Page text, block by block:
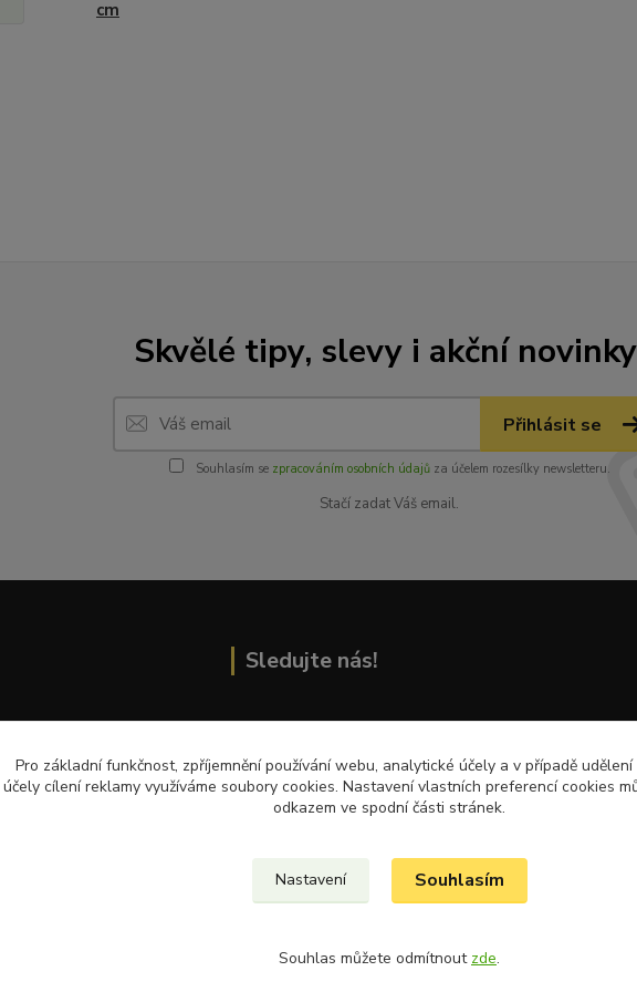
cm
Skvělé tipy, slevy i akční
Přihlásit se
Souhlasím se zpracováním osobních údajůza účelem rozesílky newsletteru.
Stačí zadat Váš email.
Sledujte nás!
Přečtěte si nejnovější články na blogu!
Pro základní funkčnost, zpříjemnění používání webu, analytické účely a v případě
účely cílení reklamy využíváme soubory cookies. Nastavení vlastních preferencí cookies
odkazem ve spodní části stránek.
Nastavení Souhlasím
Souhlas můžete odmítnout zde.